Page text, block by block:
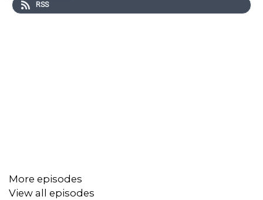
RSS
More episodes
View all episodes